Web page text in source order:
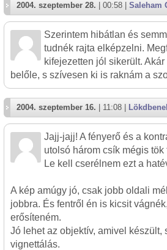
2004. szeptember 28. | 00:58 | Saleham
Szerintem hibátlan és
tudnék rajta elképzelni.
kifejezetten jól sikerült.
belőle, s szívesen ki is raknám a
2004. szeptember 16. | 11:08 |
Jajj-jajj! A fényerő és a
utolsó három csík mégis tök
Le kell cserélnem ezt a
A kép amúgy jó, csak jobb oldali
jobbra. És fentről én is kicsit
erősíteném.
Jó lehet az objektív, amivel készült,
vignettálás.